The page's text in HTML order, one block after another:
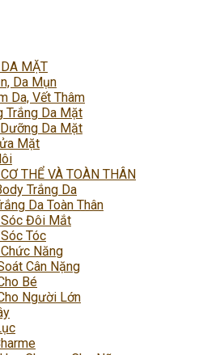
MẶT
Da Mụn
Da, Vết Thâm
Trắng Da Mặt
Da Mặt
Mặt
THỂ VÀ TOÀN THÂN
Trắng Da
Da Toàn Thân
Đôi Mắt
Tóc
Năng
Cân Nặng
Bé
Người Lớn